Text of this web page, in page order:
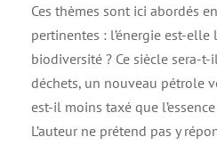
Ces thèmes sont ici abordés
pertinentes : l’énergie est-elle
biodiversité ? Ce siècle sera-t-
déchets, un nouveau pétrole
est-il moins taxé que l’essence
L’auteur ne prétend pas y